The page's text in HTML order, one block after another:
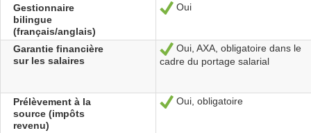
Gestionnaire
bilingue
(français/anglais)
Sí
Oui
Garantie financière
sur les salaires
Sí
Oui, AXA, obligatoire dans le
cadre du portage salarial
Prélèvement à la
source (impôts
revenu)
Sí
Oui, obligatoire